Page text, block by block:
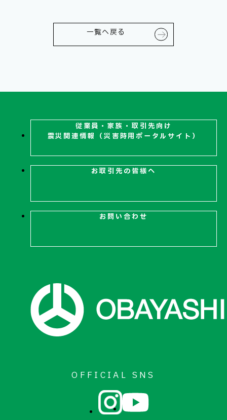
一覧へ戻る
従業員・家族・取引先向け
震災関連情報（災害時用ポータルサイト）
お取引先の皆様へ
お問い合わせ
OFFICIAL SNS